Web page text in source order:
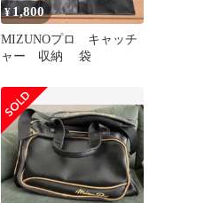
¥ 1,800
MIZUNOプロ キャッチ
ャー 収納 袋